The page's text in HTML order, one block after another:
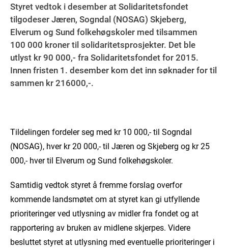
Styret vedtok i desember at Solidaritetsfondet
tilgodeser Jæren, Sogndal (NOSAG) Skjeberg,
Elverum og Sund folkehøgskoler med tilsammen
100 000 kroner til solidaritetsprosjekter. Det ble
utlyst kr 90 000,- fra Solidaritetsfondet for 2015.
Innen fristen 1. desember kom det inn søknader for til
sammen kr 216000,-.
Tildelingen fordeler seg med kr 10 000,- til Sogndal
(NOSAG), hver kr 20 000,- til Jæren og Skjeberg og kr 25
000,- hver til Elverum og Sund folkehøgskoler.
Samtidig vedtokstyret å fremme forslag overfor
kommende landsmøtet om at styret kan gi utfyllende
prioriteringer ved utlysning av midler fra fondet og at
rapportering av bruken av midlene skjerpes. Videre
besluttet styret at utlysning med eventuelle prioriteringer i